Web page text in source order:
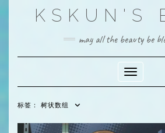
KSKUN'S
may all the beauty be
Toggle
标签： 树状数组